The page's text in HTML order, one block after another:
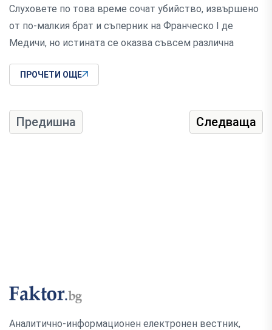
Слуховете по това време сочат убийство, извършено
от по-малкия брат и съперник на Франческо I де
Медичи, но истината се оказва съвсем различна
ПРОЧЕТИ ОЩЕ
Предишна Следваща
Аналитично-информационен електронен вестник,